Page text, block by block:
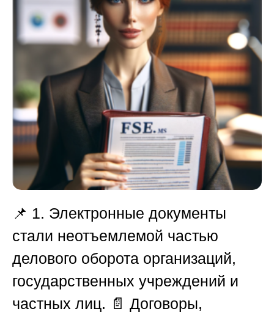
📌 1. Электронные документы
стали неотъемлемой частью
делового оборота организаций,
государственных учреждений и
частных лиц. 📄 Договоры,